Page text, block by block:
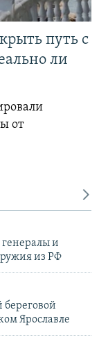
путь с
ли
от
и
из РФ
Ярославле